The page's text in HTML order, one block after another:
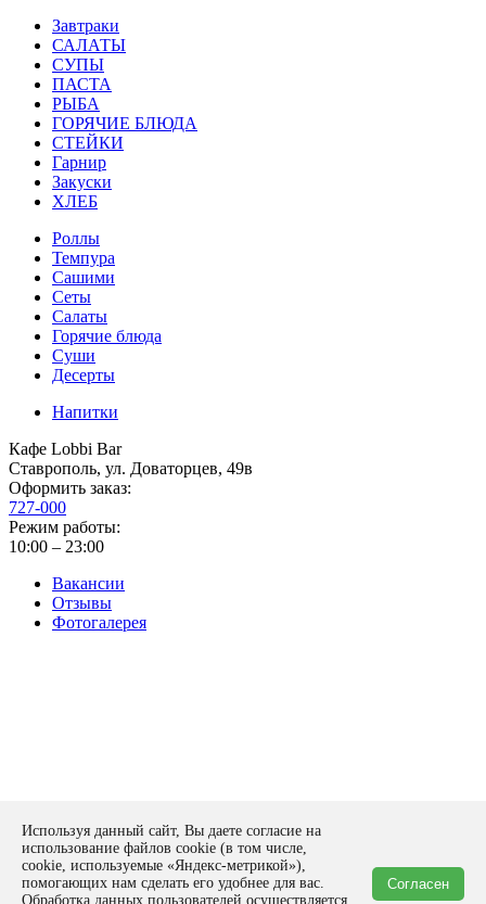
Завтраки
САЛАТЫ
СУПЫ
ПАСТА
РЫБА
ГОРЯЧИЕ БЛЮДА
СТЕЙКИ
Гарнир
Закуски
ХЛЕБ
Роллы
Темпура
Сашими
Сеты
Салаты
Горячие блюда
Суши
Десерты
Напитки
Кафе Lobbi Bar
Ставрополь, ул. Доваторцев, 49в
Оформить заказ:
727-000
Режим работы:
10:00 – 23:00
Вакансии
Отзывы
Фотогалерея
Политика конфиденциальности
Оставить заявку
form
Спасибо!
Используя данный сайт, Вы даете согласие на
использование файлов cookie (в том числе,
cookie, используемые «Яндекс-метрикой»),
помогающих нам сделать его удобнее для вас.
Обработка данных пользователей осуществляется
Согласен